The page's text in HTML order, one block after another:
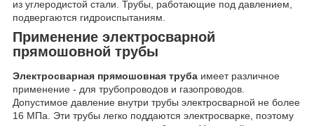
из углеродистой стали. Трубы, работающие под давлением,
подвергаются гидроиспытаниям.
Применение электросварной
прямошовной трубы
Электросварная прямошовная труба имеет различное
применение - для трубопроводов и газопроводов.
Допустимое давление внутри трубы электросварной не более
16 МПа. Эти трубы легко поддаются электросварке, поэтому